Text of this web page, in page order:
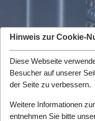
von IP-Projects.
Hinweis zur Cookie-
Diese Webseite
Besucher auf unserer
der Seite zu verbessern.
Weitere Informationen
entnehmen Sie bitte